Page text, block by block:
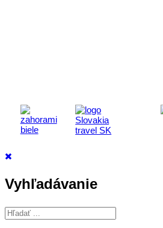
Vyhľadávanie